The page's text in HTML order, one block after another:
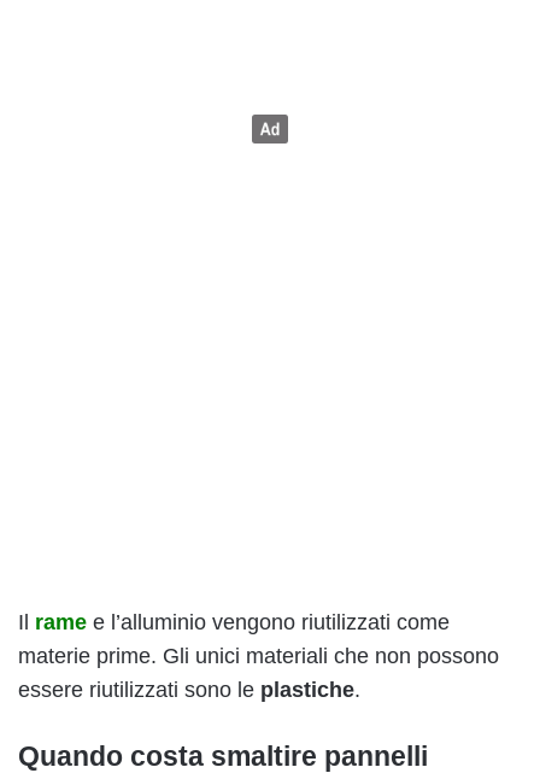
Il rame e l’alluminio vengono riutilizzati come
materie prime. Gli unici materiali che non possono
essere riutilizzati sono le plastiche.
Quando costa smaltire pannelli